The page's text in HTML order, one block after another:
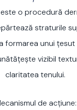
este o procedură
straturile
formarea unui țesut
vizibil
claritatea tenului.
de acțiune: